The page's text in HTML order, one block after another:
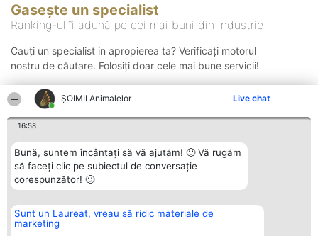
ŞOIMII Animalelor Live chat
16:58
Bună, suntem încântați să vă ajutăm! 🙂 Vă rugăm
să faceți clic pe subiectul de conversație
corespunzător! 🙂
Sunt un Laureat, vreau să ridic materiale de
marketing
Gasește un specialist
Ranking-ul îi adună pe cei mai buni din industrie
Cauți un specialist in apropierea ta? Verificați motorul
nostru de căutare. Folosiți doar cele mai bune servicii!
Organizator Ranking
BRIGHT SOLUTIONS BR SRL
Plebiscyt Contact